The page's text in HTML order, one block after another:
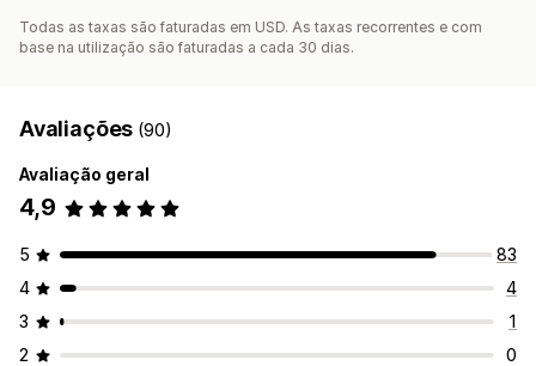
Todas as taxas são faturadas em USD. As taxas recorrentes e com
base na utilização são faturadas a cada 30 dias.
Avaliações (90)
Avaliação geral
4,9
5
83
4
4
3
1
2
0